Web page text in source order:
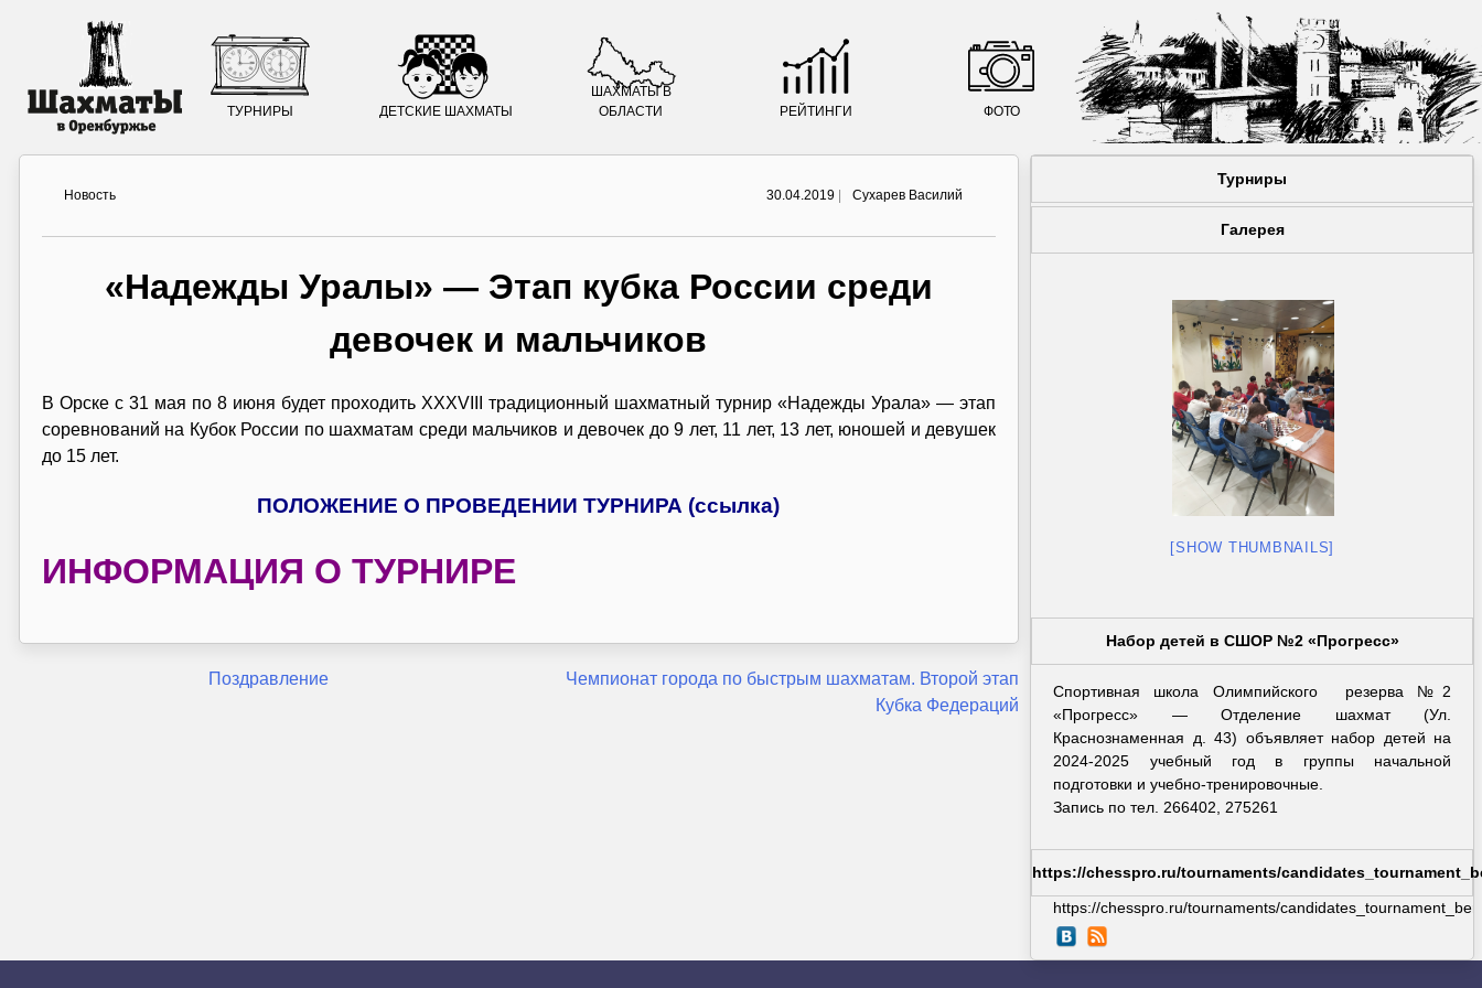
ТУРНИРЫ ДЕТСКИЕ ШАХМАТЫ
ШАХМАТЫ В
ОБЛАСТИ
РЕЙТИНГИ ФОТО
Новость 30.04.2019 Сухарев Василий
«Надежды Уралы» — Этап кубка России среди
девочек и мальчиков
В Орске с 31 мая по 8 июня будет проходить XXXVIII традиционный шахматный турнир «Надежды Урала» — этап
соревнований на Кубок России по шахматам среди мальчиков и девочек до 9 лет, 11 лет, 13 лет, юношей и девушек
до 15 лет.
ПОЛОЖЕНИЕ О ПРОВЕДЕНИИ ТУРНИРА (ссылка)
ИНФОРМАЦИЯ О ТУРНИРЕ
Поздравление
Чемпионат города по быстрым шахматам. Второй этап
Кубка Федераций
Турниры
Галерея
[SHOW THUMBNAILS]
Набор детей в СШОР №2 «Прогресс»
Спортивная школа Олимпийского резерва №2
«Прогресс» — Отделение шахмат (Ул.
Краснознаменная д. 43) объявляет набор детей на
2024-2025 учебный год в группы начальной
подготовки и учебно-тренировочные.
Запись по тел. 266402, 275261
https://chesspro.ru/tournaments/
https://chesspro.ru/tournaments/